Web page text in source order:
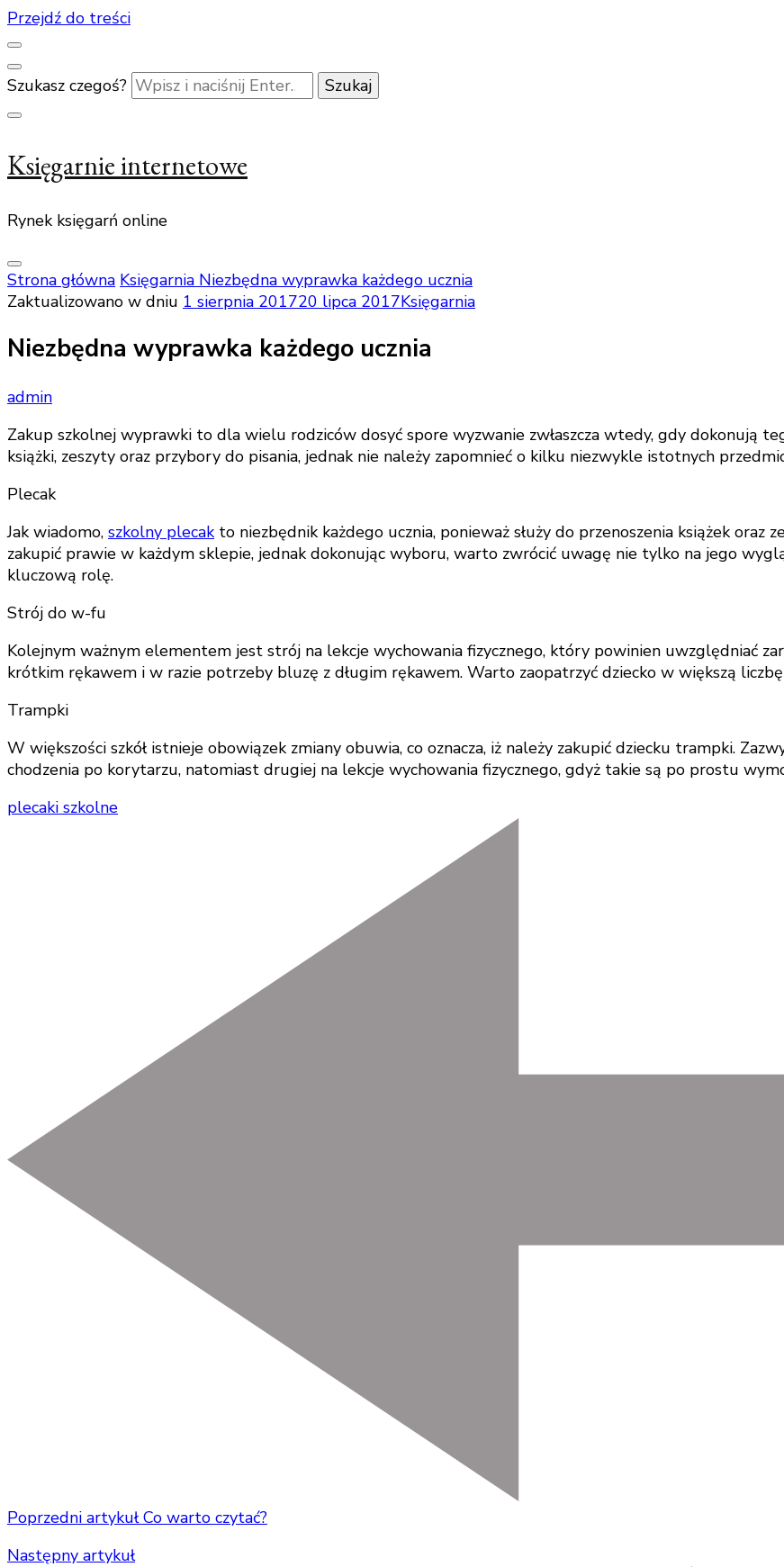
Przejdź do treści
Szukasz czegoś?
Księgarnie internetowe
Rynek księgarń online
Strona główna Księgarnia Niezbędna wyprawka każdego ucznia
Zaktualizowano w dniu 1 sierpnia 201720 lipca 2017Księgarnia
Niezbędna wyprawka każdego ucznia
admin
Zakup szkolnej wyprawki to dla wielu rodziców dosyć spore wyzwanie zwłaszcza wtedy, gdy dokonują
książki, zeszyty oraz przybory do pisania, jednak nie należy zapomnieć o kilku niezwykle istotnych
Plecak
Jak wiadomo, szkolny plecakto niezbędnik każdego ucznia, ponieważ służy do przenoszenia książek oraz
zakupić prawie w każdym sklepie, jednak dokonując wyboru, warto zwrócić uwagę nie tylko na jego
kluczową rolę.
Strój do w-fu
Kolejnym ważnym elementem jest strój na lekcje wychowania fizycznego, który powinien uwzględniać
krótkim rękawem i w razie potrzeby bluzę z długim rękawem. Warto zaopatrzyć dziecko w większą
Trampki
W większości szkół istnieje obowiązek zmiany obuwia, co oznacza, iż należy zakupić dziecku trampki.
chodzenia po korytarzu, natomiast drugiej na lekcje wychowania fizycznego, gdyż takie są po prostu
plecaki szkolne
Poprzedni artykuł Co warto czytać?
Następny artykuł